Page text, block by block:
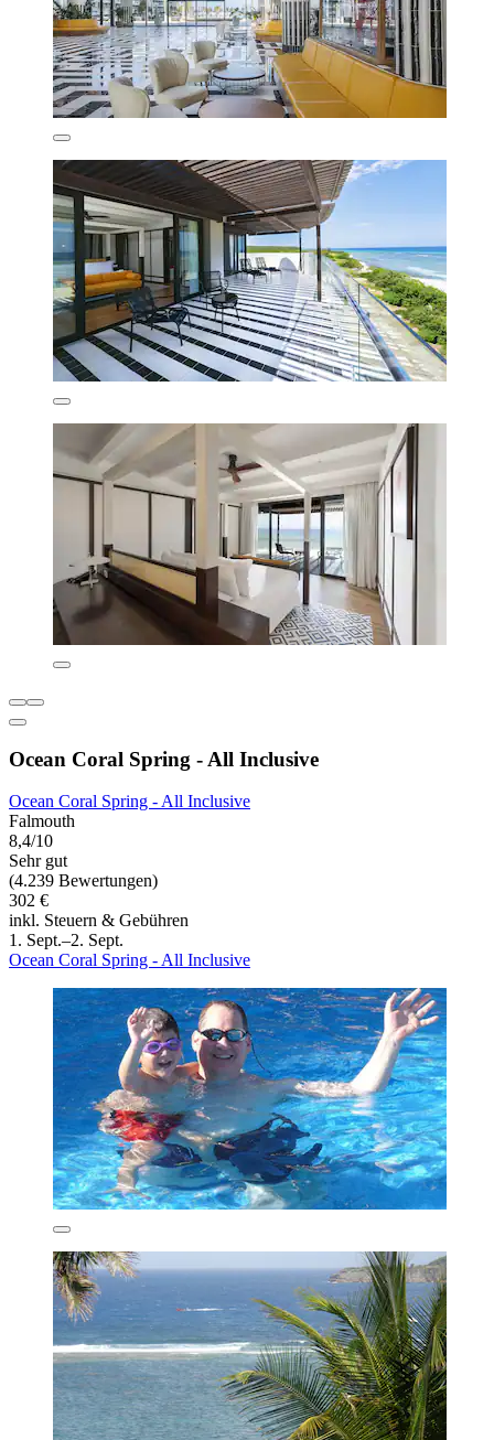
Ocean Coral Spring - All Inclusive
Ocean Coral Spring - All Inclusive
Falmouth
8,4/10
Sehr gut
(4.239 Bewertungen)
302 €
inkl. Steuern & Gebühren
1. Sept.–2. Sept.
Ocean Coral Spring - All Inclusive